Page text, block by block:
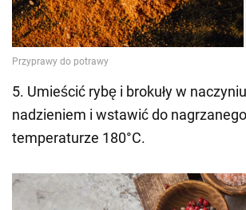
5. Umieścić rybę i brokuły w
nadzieniem i wstawić do
temperaturze 180°C.